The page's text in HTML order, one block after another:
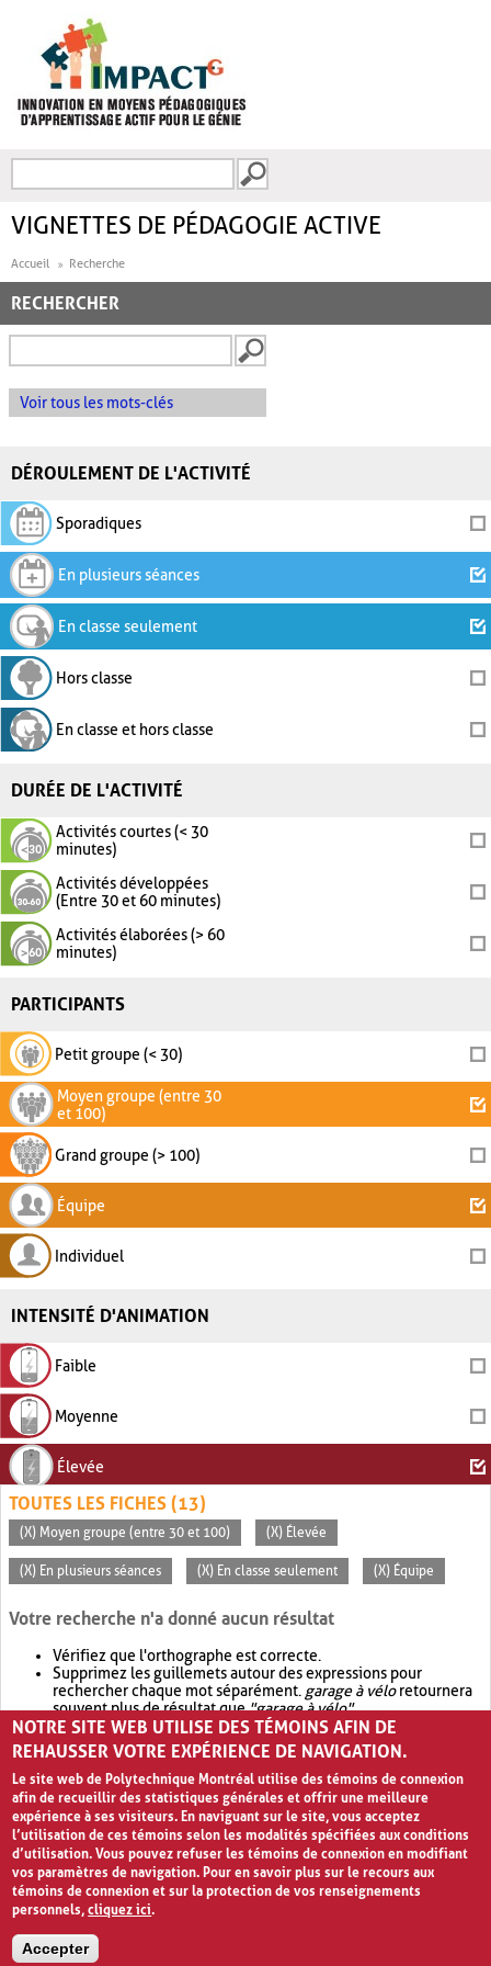
FORMULAIRE DE
VIGNETTES DE PÉDAGOGIE ACTIVE
Accueil Recherche
RECHERCHER
Voir tous les mots-clés
DÉROULEMENT DE L'ACTIVITÉ
Sporadiques
En plusieurs séances
En classe seulement
Hors classe
En classe et hors classe
DURÉE DE L'ACTIVITÉ
Activités courtes (< 30
minutes)
Activités développées
(Entre 30 et 60 minutes)
Activités élaborées (> 60
minutes)
PARTICIPANTS
Petit groupe (< 30)
Moyen groupe (entre 30
et 100)
Grand groupe (> 100)
Équipe
Individuel
INTENSITÉ D'ANIMATION
Faible
Moyenne
Élevée
TOUTES LES FICHES (13)
(X) Moyen groupe (entre 30 et 100) (X) Élevée
(X) En plusieurs séances (X) En classe seulement (X) Équipe
Votre recherche n'a donné aucun résultat
Vérifiez que l'orthographe est correcte.
Supprimez les guillemets autour des expressions pour
rechercher chaque mot séparément. garage à véloretournera
souvent plus de résultat que"garage à vélo".
Envisagez d'élargir votre recherche avec OR.garage OR vélo
retournera souvent plus de résultat quegarage à vélo
NOTRE SITE WEB UTILISE DES TÉMOINS AFIN DE
REHAUSSER VOTRE EXPÉRIENCE DE NAVIGATION.
Le site web de Polytechnique Montréal utilise des témoins de connexion
afin de recueillir des statistiques générales et offrir une meilleure
expérience à ses visiteurs. En naviguant sur le site, vous acceptez
l’utilisation de ces témoins selon les modalités spécifiées aux conditions
d’utilisation. Vous pouvez refuser les témoins de connexion en modifiant
vos paramètres de navigation. Pour en savoir plus sur le recours aux
témoins de connexion et sur la protection de vos renseignements
personnels,cliquez ici.
Accepter